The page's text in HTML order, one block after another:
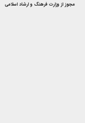
مجوز از وزارت فرهنگ و ارشاد اسلامی